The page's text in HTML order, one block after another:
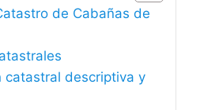
de Cabañas de
catastral descriptiva y